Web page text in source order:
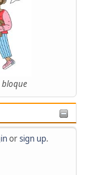
bloque
orsign up.